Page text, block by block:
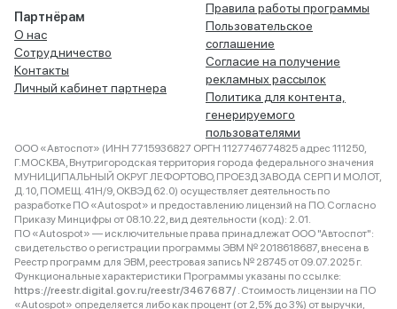
Партнёрам
О нас
Сотрудничество
Контакты
Личный кабинет партнера
Правила работы программы
Пользовательское
соглашение
Согласие на получение
рекламных рассылок
Политика для контента,
генерируемого
пользователями
ООО «Автоспот» (ИНН 7715936827 ОРГН 1127746774825 адрес 111250,
Г.МОСКВА, Внутригородская территория города федерального значения
МУНИЦИПАЛЬНЫЙ ОКРУГ ЛЕФОРТОВО, ПРОЕЗД ЗАВОДА СЕРП И МОЛОТ,
Д. 10, ПОМЕЩ. 41Н/9, ОКВЭД 62.0) осуществляет деятельность по
разработке ПО «Autospot» и предоставлению лицензий на ПО. Согласно
Приказу Минцифры от 08.10.22, вид деятельности (код): 2.01.
ПО «Autospot» — исключительные права принадлежат ООО "Автоспот":
свидетельство о регистрации программы ЭВМ № 2018618687, внесена в
Реестр программ для ЭВМ, реестровая запись № 28745 от 09.07.2025 г.
Функциональные характеристики Программы указаны по ссылке:
https://reestr.digital.gov.ru/reestr/3467687/ . Стоимость лицензии на ПО
«Autospot» определяется либо как процент (от 2,5% до 3%) от выручки,